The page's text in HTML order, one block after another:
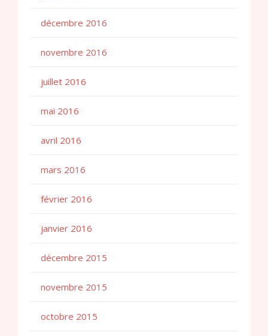
décembre 2016
novembre 2016
juillet 2016
mai 2016
avril 2016
mars 2016
février 2016
janvier 2016
décembre 2015
novembre 2015
octobre 2015